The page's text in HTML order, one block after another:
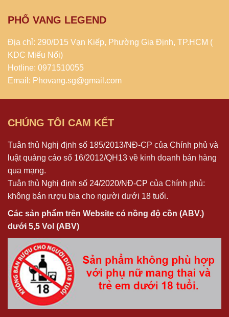
PHỐ VANG LEGEND
Địa chỉ: 290/D15 Vạn Kiếp, Phường Gia Định, TP.HCM (
KDC Miếu Nổi)
Hotline: 0971510055
Email: Phovang.sg@gmail.com
CHÚNG TÔI CAM KẾT
Tuân thủ Nghị định số 185/2013/NĐ-CP của Chính phủ và
luật quảng cáo số 16/2012/QH13 về kinh doanh bán hàng
qua mạng.
Tuân thủ Nghị định số 24/2020/NĐ-CP của Chính phủ:
không bán rượu bia cho người dưới 18 tuổi.
Các sản phẩm trên Website có nồng độ cồn (ABV.)
dưới 5,5 Vol (ABV)